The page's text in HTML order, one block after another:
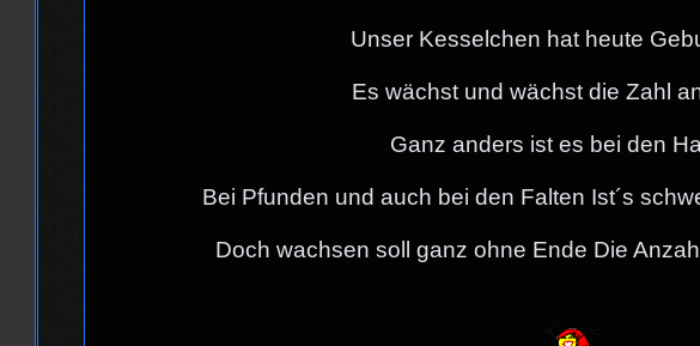
Unser Kesselchen hat heute
Es wächst und wächst die Zahl
Ganz anders ist es bei den
Bei Pfunden und auch bei den Falten Ist´s
Doch wachsen soll ganz ohne Ende Die